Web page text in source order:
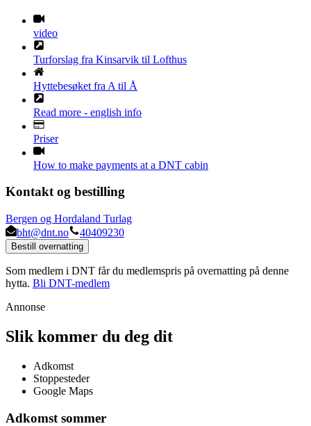
video
Turforslag fra Kinsarvik til Lofthus
Hyttebesøket fra A til Å
Read more - english info
Priser
How to make payments at a DNT cabin
Kontakt og bestilling
Bergen og Hordaland Turlag
bht@dnt.no
40409230
Bestill overnatting
Som medlem i DNT får du medlemspris på overnatting på denne
hytta. Bli DNT-medlem
Annonse
Slik kommer du deg dit
Adkomst
Stoppesteder
Google Maps
Adkomst sommer